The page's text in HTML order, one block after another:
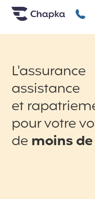
Chapka +33 1
L'assurance
assistance
et
pour votre
de moins